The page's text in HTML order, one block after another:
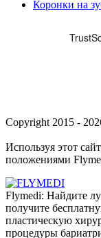
Коронки на
Copyright 2015 -
Используя этот
положениями
Flymedi: Найдите
получите
пластическую
процедуры